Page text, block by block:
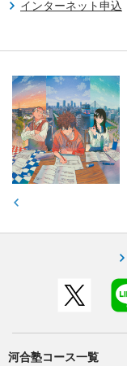
インターネット申込
河合塾コース一覧